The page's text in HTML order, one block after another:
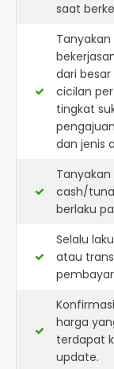
saat
dari
cicilan
tingkat
dan jenis
cash/
berlaku
Selalu
atau
harga
terdapat
update.